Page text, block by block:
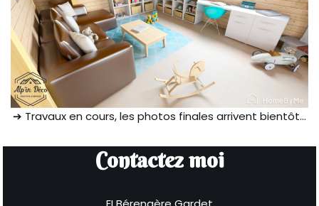
➔ Travaux en cours, les photos finales arrivent bientôt…
Contactez moi